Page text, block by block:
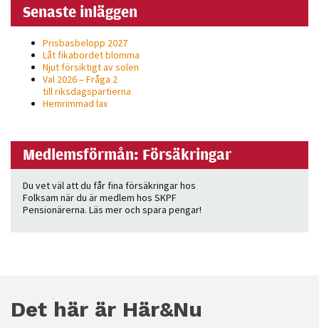
Senaste inläggen
Prisbasbelopp 2027
Låt fikabordet blomma
Njut försiktigt av solen
Val 2026 – Fråga 2
till riksdagspartierna
Hemrimmad lax
Medlemsförmån: Försäkringar
Du vet väl att du får fina försäkringar hos
Folksam när du är medlem hos SKPF
Pensionärerna. Läs mer och spara pengar!
Det här är Här&Nu